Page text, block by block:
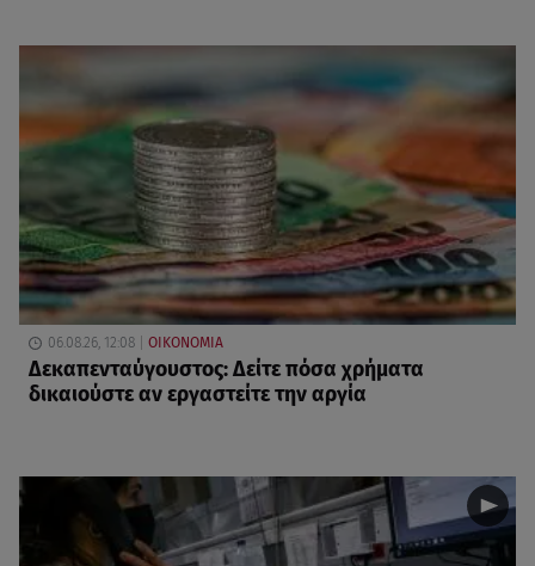
06.08.26, 12:08 ΟΙΚΟΝΟΜΙΑ
Δεκαπενταύγουστος: Δείτε πόσα χρήματα
δικαιούστε αν εργαστείτε την αργία